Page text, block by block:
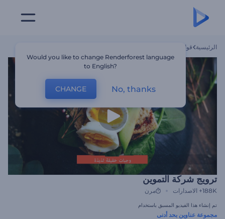
الرئيسية قوالب
ترويج شركة التموين
188K+ الاصدارات مرن
تم إنشاء هذا الفيديو المسبق باستخدام
مجموعة عناوين بحد أدنى
Would you like to change Renderforest language
to English?
CHANGE No, thanks